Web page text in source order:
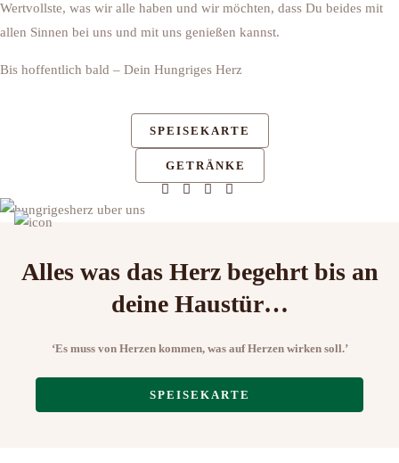
Wertvollste, was wir alle haben und wir möchten, dass Du beides mit
allen Sinnen bei uns und mit uns genießen kannst.
Bis hoffentlich bald – Dein Hungriges Herz
SPEISEKARTE
GETRÄNKE
Alles was das Herz begehrt bis an
deine Haustür…
‘Es muss von Herzen kommen, was auf Herzen wirken soll.’
SPEISEKARTE